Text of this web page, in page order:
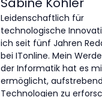
Leidenschaftlich für
technologische
ich seit fünf Jahren
bei ITonline. Mein
der Informatik hat es
ermöglicht,
Technologien zu